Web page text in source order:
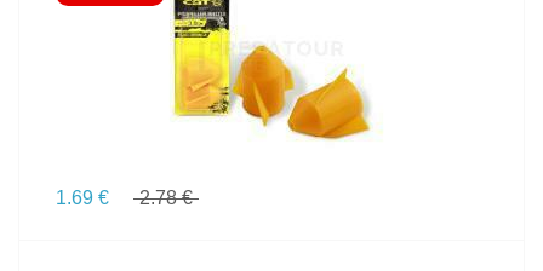
VOIR LE PRODUIT
1.69 € 2.78 €